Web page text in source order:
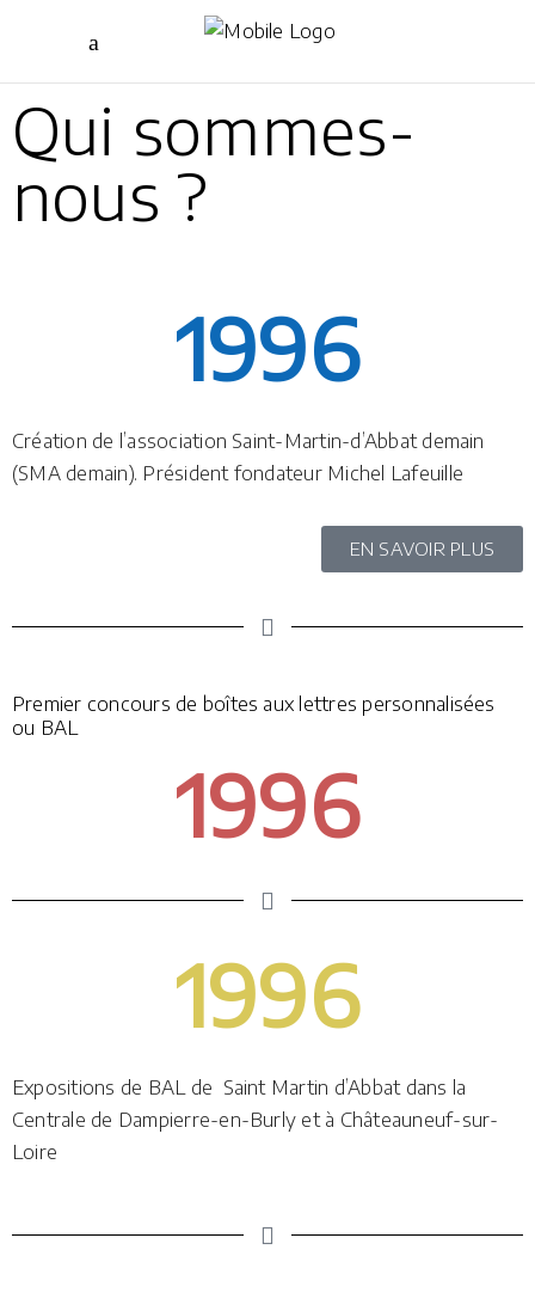
Qui sommes-
nous ?
1996
Création de l’association Saint-Martin-d’Abbat demain
(SMA demain). Président fondateur Michel Lafeuille
EN SAVOIR PLUS
Premier concours de boîtes aux lettres personnalisées
ou BAL
1996
1996
Expositions de BAL de Saint Martin d’Abbat dans la
Centrale de Dampierre-en-Burly et à Châteauneuf-sur-
Loire